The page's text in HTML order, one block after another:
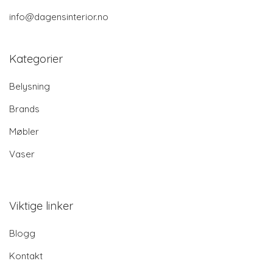
info@dagensinterior.no
Kategorier
Belysning
Brands
Møbler
Vaser
Viktige linker
Blogg
Kontakt